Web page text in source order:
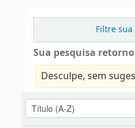
Filtre
Sua pesquisa
Desculpe, sem